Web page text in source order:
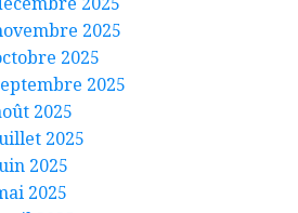
2025
2025
2025
2025
2025
2025
2025